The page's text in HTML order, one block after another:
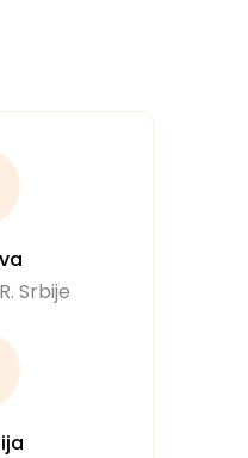
Srbije